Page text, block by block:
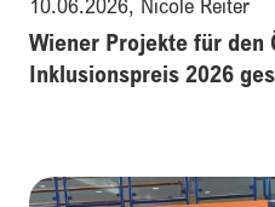
Wiener Projekte für den
Inklusionspreis 2026